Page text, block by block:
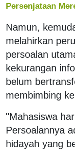
Persenjataan
Namun,
melahirkan
persoalan
kekurangan
belum
membimbing
"Mahasiswa
Persoalannya
hidayah yang